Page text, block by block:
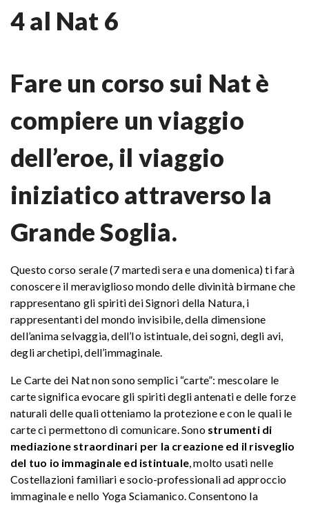
4 al Nat 6
Fare un corso sui Nat è
compiere un viaggio
dell’eroe, il viaggio
iniziatico attraverso la
Grande Soglia.
Questo corso serale (7 martedì sera e una domenica) ti farà
conoscere il meraviglioso mondo delle divinità birmane che
rappresentano gli spiriti dei Signori della Natura, i
rappresentanti del mondo invisibile, della dimensione
dell’anima selvaggia, dell’Io istintuale, dei sogni, degli avi,
degli archetipi, dell’immaginale.
Le Carte dei Nat non sono semplici “carte”: mescolare le
carte significa evocare gli spiriti degli antenati e delle forze
naturali delle quali otteniamo la protezione e con le quali le
carte ci permettono di comunicare. Sono strumenti di
mediazione straordinari per la creazione ed il risveglio
del tuo io immaginale ed istintuale, molto usati nelle
Costellazioni familiari e socio-professionali ad approccio
immaginale e nello Yoga Sciamanico. Consentono la